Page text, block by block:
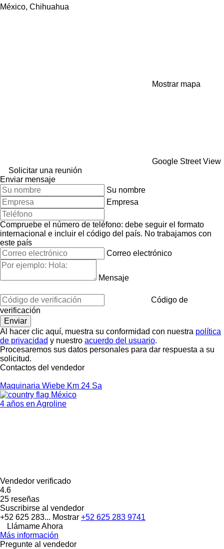
México, Chihuahua
Mostrar mapa
Google Street View
Solicitar una reunión
Enviar mensaje
Su nombre
Empresa
Compruebe el número de teléfono: debe seguir el formato
internacional e incluir el código del país. No trabajamos con
este país
Correo electrónico
Mensaje
Código de
verificación
Al hacer clic aquí, muestra su conformidad con nuestra política
de privacidad y nuestro acuerdo del usuario.
Procesaremos sus datos personales para dar respuesta a su
solicitud.
Contactos del vendedor
Maquinaria Wiebe Km 24 Sa
México
4 años en Agroline
Vendedor verificado
4.6
25 reseñas
Suscribirse al vendedor
+52 625 283... Mostrar +52 625 283 9741
Llámame Ahora
Más información
Pregunte al vendedor